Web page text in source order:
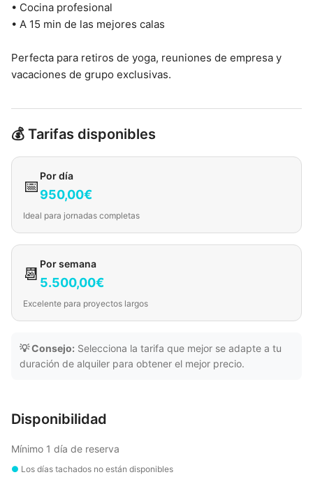
• Cocina profesional
• A 15 min de las mejores calas
Perfecta para retiros de yoga, reuniones de empresa y
vacaciones de grupo exclusivas.
💰 Tarifas disponibles
📅
Por día
950,00€
Ideal para jornadas completas
📆
Por semana
5.500,00€
Excelente para proyectos largos
💡 Consejo: Selecciona la tarifa que mejor se adapte a tu
duración de alquiler para obtener el mejor precio.
Disponibilidad
Mínimo 1 día de reserva
● Los días tachados no están disponibles